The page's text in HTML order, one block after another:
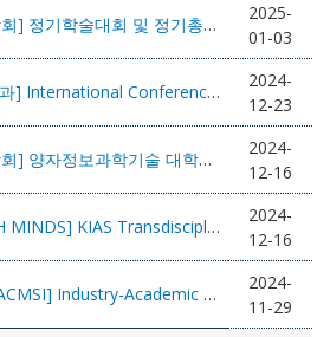
[한국양자정보학회] 정기학술대회 및 정기총회 개최 및 초록접수 마감 D-7 안내
2025-
01-03
[POSTECH 수학과] International Conference on Navier-Stokes Equations and Numerical Analysis
2024-
12-23
[한국양자정보학회] 양자정보과학기술 대학생 · 대학원생 간담회
2024-
12-16
[KIAS, POSTECH MINDS] KIAS Transdisciplinary AI Gugak Concert
2024-
12-16
[NIMS-MINDS-ACMSI] Industry-Academic Technology Conference
2024-
11-29